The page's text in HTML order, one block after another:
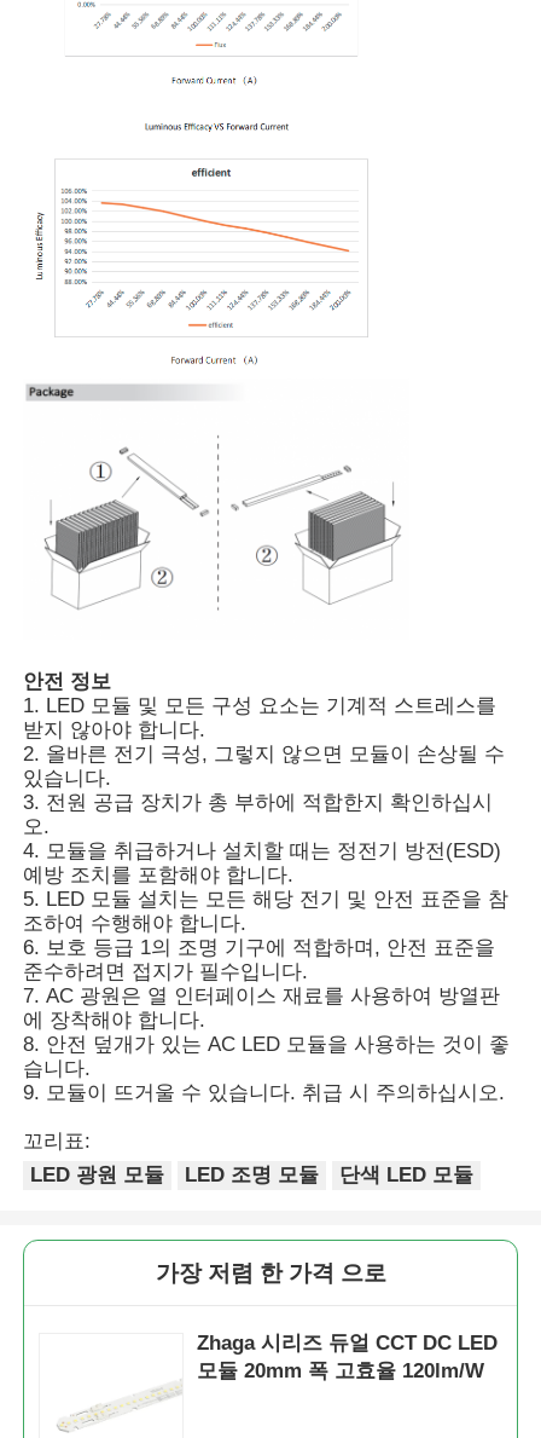
안전 정보
1. LED 모듈 및 모든 구성 요소는 기계적 스트레스를
받지 않아야 합니다.
2. 올바른 전기 극성, 그렇지 않으면 모듈이 손상될 수
있습니다.
3. 전원 공급 장치가 총 부하에 적합한지 확인하십시
오.
4. 모듈을 취급하거나 설치할 때는 정전기 방전(ESD)
예방 조치를 포함해야 합니다.
5. LED 모듈 설치는 모든 해당 전기 및 안전 표준을 참
조하여 수행해야 합니다.
6. 보호 등급 1의 조명 기구에 적합하며, 안전 표준을
준수하려면 접지가 필수입니다.
7. AC 광원은 열 인터페이스 재료를 사용하여 방열판
에 장착해야 합니다.
8. 안전 덮개가 있는 AC LED 모듈을 사용하는 것이 좋
습니다.
9. 모듈이 뜨거울 수 있습니다. 취급 시 주의하십시오.
꼬리표:
LED 광원 모듈
LED 조명 모듈 단색 LED 모듈
가장 저렴 한 가격 으로
Zhaga 시리즈 듀얼 CCT DC LED
모듈 20mm 폭 고효율 120lm/W